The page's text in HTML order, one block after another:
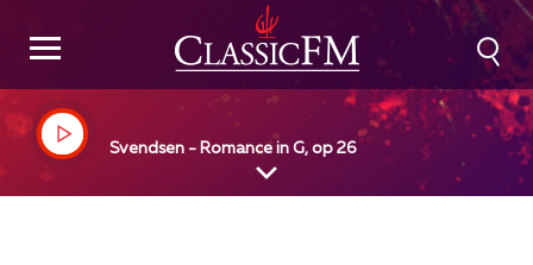
Svendsen - Romance in G, op 26